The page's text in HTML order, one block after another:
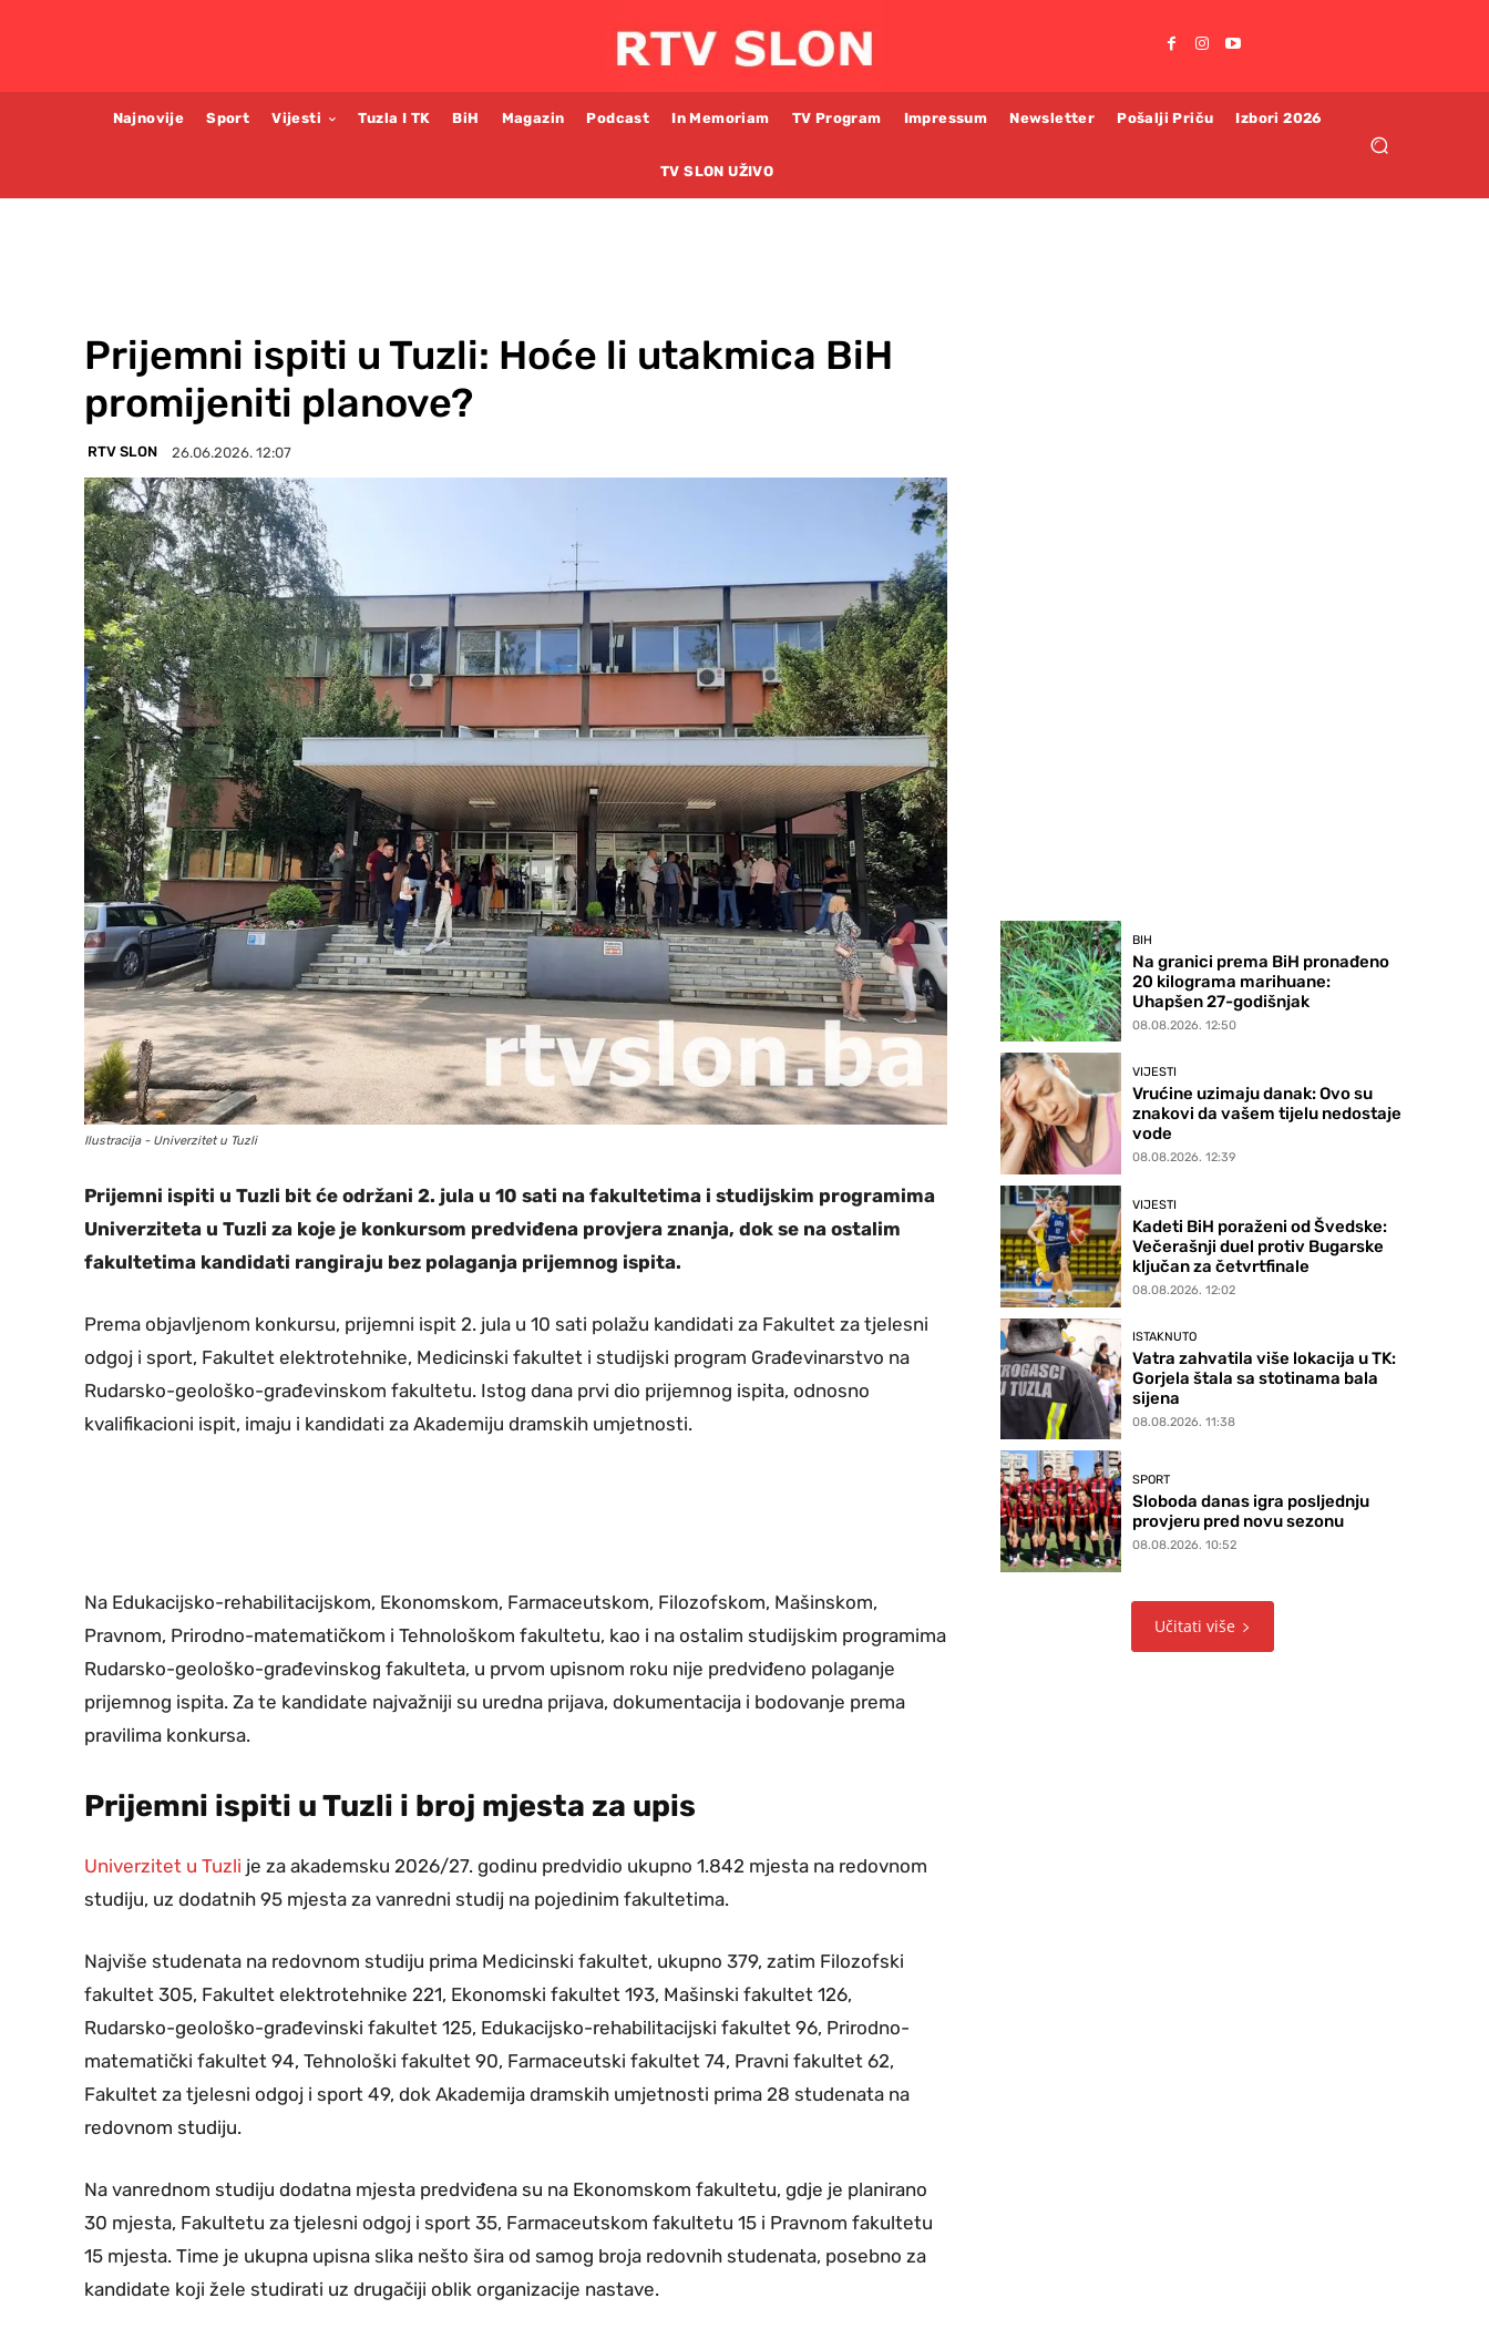
Najnovije Sport Vijesti Tuzla I TK BiH Magazin Podcast In Memoriam TV Program Impressum Newsletter Pošalji Priču Izbori 2026
TV SLON UŽIVO
Prijemni ispiti u Tuzli: Hoće li utakmica BiH
promijeniti planove?
RTV SLON 26.06.2026. 12:07
Ilustracija - Univerzitet u Tuzli
Prijemni ispiti u Tuzli bit će održani 2. jula u 10 sati na fakultetima i studijskim programima
Univerziteta u Tuzli za koje je konkursom predviđena provjera znanja, dok se na ostalim
fakultetima kandidati rangiraju bez polaganja prijemnog ispita.
Prema objavljenom konkursu, prijemni ispit 2. jula u 10 sati polažu kandidati za Fakultet za tjelesni
odgoj i sport, Fakultet elektrotehnike, Medicinski fakultet i studijski program Građevinarstvo na
Rudarsko-geološko-građevinskom fakultetu. Istog dana prvi dio prijemnog ispita, odnosno
kvalifikacioni ispit, imaju i kandidati za Akademiju dramskih umjetnosti.
Na Edukacijsko-rehabilitacijskom, Ekonomskom, Farmaceutskom, Filozofskom, Mašinskom,
Pravnom, Prirodno-matematičkom i Tehnološkom fakultetu, kao i na ostalim studijskim programima
Rudarsko-geološko-građevinskog fakulteta, u prvom upisnom roku nije predviđeno polaganje
prijemnog ispita. Za te kandidate najvažniji su uredna prijava, dokumentacija i bodovanje prema
pravilima konkursa.
Prijemni ispiti u Tuzli i broj mjesta za upis
Univerzitet u Tuzli je za akademsku 2026/27. godinu predvidio ukupno 1.842 mjesta na redovnom
studiju, uz dodatnih 95 mjesta za vanredni studij na pojedinim fakultetima.
Najviše studenata na redovnom studiju prima Medicinski fakultet, ukupno 379, zatim Filozofski
fakultet 305, Fakultet elektrotehnike 221, Ekonomski fakultet 193, Mašinski fakultet 126,
Rudarsko-geološko-građevinski fakultet 125, Edukacijsko-rehabilitacijski fakultet 96, Prirodno-
matematički fakultet 94, Tehnološki fakultet 90, Farmaceutski fakultet 74, Pravni fakultet 62,
Fakultet za tjelesni odgoj i sport 49, dok Akademija dramskih umjetnosti prima 28 studenata na
redovnom studiju.
Na vanrednom studiju dodatna mjesta predviđena su na Ekonomskom fakultetu, gdje je planirano
30 mjesta, Fakultetu za tjelesni odgoj i sport 35, Farmaceutskom fakultetu 15 i Pravnom fakultetu
15 mjesta. Time je ukupna upisna slika nešto šira od samog broja redovnih studenata, posebno za
kandidate koji žele studirati uz drugačiji oblik organizacije nastave.
BIH
Na granici prema BiH pronađeno
20 kilograma marihuane:
Uhapšen 27-godišnjak
08.08.2026. 12:50
VIJESTI
Vrućine uzimaju danak: Ovo su
znakovi da vašem tijelu nedostaje
vode
08.08.2026. 12:39
VIJESTI
Kadeti BiH poraženi od Švedske:
Večerašnji duel protiv Bugarske
ključan za četvrtfinale
08.08.2026. 12:02
ISTAKNUTO
Vatra zahvatila više lokacija u TK:
Gorjela štala sa stotinama bala
sijena
08.08.2026. 11:38
SPORT
Sloboda danas igra posljednju
provjeru pred novu sezonu
08.08.2026. 10:52
Učitati više